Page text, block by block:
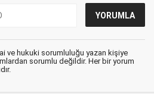
ve hukuki sorumluluğu yazan kişiye
sorumlu değildir. Her bir yorum